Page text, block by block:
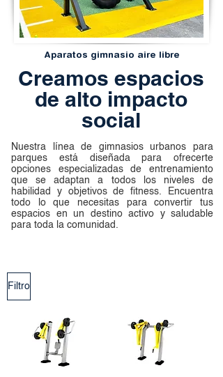
Aparatos gimnasio aire libre
Creamos espacios
de alto impacto
social
Nuestra línea de gimnasios urbanos para
parques está diseñada para ofrecerte
opciones especializadas de entrenamiento
que se adaptan a todos los niveles de
habilidad y objetivos de fitness. Encuentra
todo lo que necesitas para convertir tus
espacios en un destino activo y saludable
para toda la comunidad.
Filtro